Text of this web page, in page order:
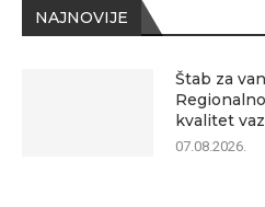
NAJNOVIJE
Štab za
kvalitet
07.08.2026.